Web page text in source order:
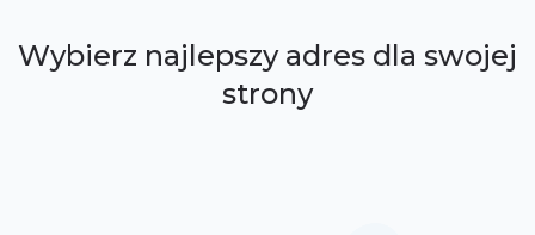
Wybierz najlepszy adres dla swojej
strony